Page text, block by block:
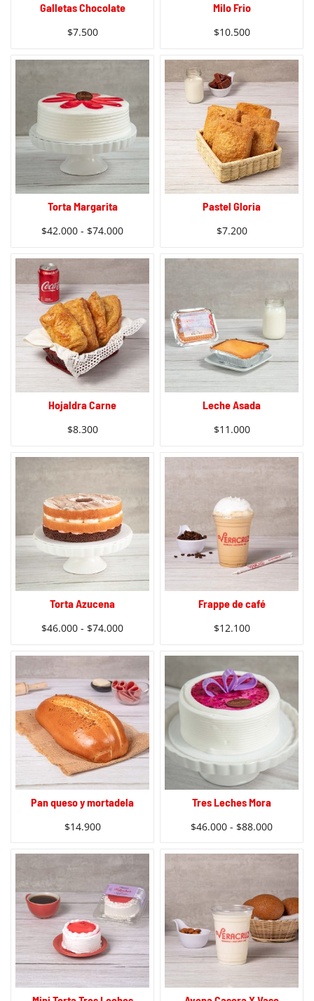
Galletas Chocolate
$7.500
Milo Frio
$10.500
Torta Margarita
$42.000 - $74.000
Pastel Gloria
$7.200
Hojaldra Carne
$8.300
Leche Asada
$11.000
Torta Azucena
$46.000 - $74.000
Frappe de café
$12.100
Pan queso y mortadela
$14.900
Tres Leches Mora
$46.000 - $88.000